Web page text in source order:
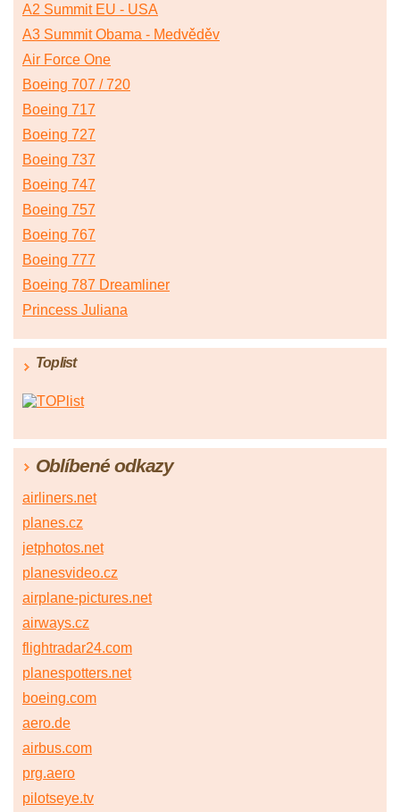
A2 Summit EU - USA
A3 Summit Obama - Medvěděv
Air Force One
Boeing 707 / 720
Boeing 717
Boeing 727
Boeing 737
Boeing 747
Boeing 757
Boeing 767
Boeing 777
Boeing 787 Dreamliner
Princess Juliana
Toplist
Oblíbené odkazy
airliners.net
planes.cz
jetphotos.net
planesvideo.cz
airplane-pictures.net
airways.cz
flightradar24.com
planespotters.net
boeing.com
aero.de
airbus.com
prg.aero
pilotseye.tv